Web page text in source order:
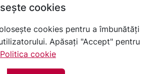
cookies
cookies pentru a îmbunătăți
Apăsați "Accept" pentru
Politica cookie